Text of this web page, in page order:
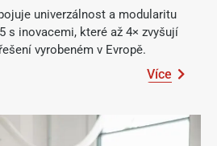
univerzálnost a modularitu
s inovacemi, které až 4× zvyšují
vyrobeném v Evropě.
Více